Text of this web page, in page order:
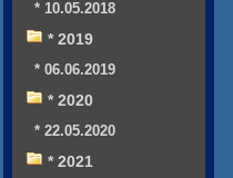
* 10.05.2018
* 2019
* 06.06.2019
* 2020
* 22.05.2020
* 2021